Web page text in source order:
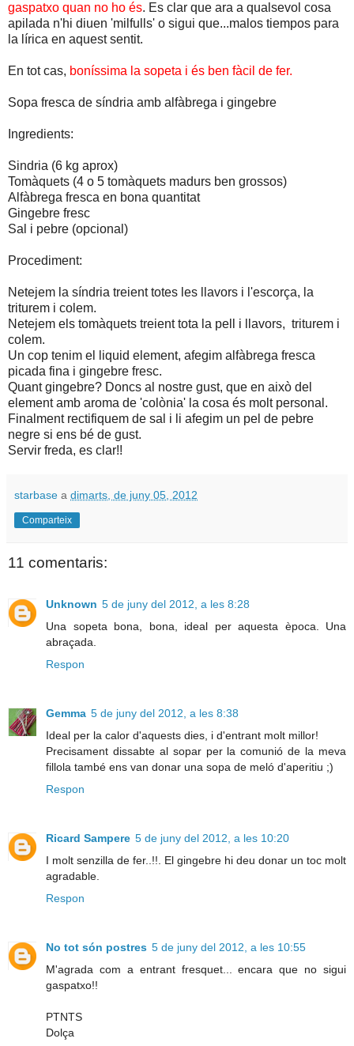
gaspatxo quan no ho és. Es clar que ara a qualsevol cosa
apilada n'hi diuen 'milfulls' o sigui que...malos tiempos para
la lírica en aquest sentit.
En tot cas, boníssima la sopeta i és ben fàcil de fer.
Sopa fresca de síndria amb alfàbrega i gingebre
Ingredients:
Sindria (6 kg aprox)
Tomàquets (4 o 5 tomàquets madurs ben grossos)
Alfàbrega fresca en bona quantitat
Gingebre fresc
Sal i pebre (opcional)
Procediment:
Netejem la síndria treient totes les llavors i l'escorça, la
triturem i colem.
Netejem els tomàquets treient tota la pell i llavors, triturem i
colem.
Un cop tenim el liquid element, afegim alfàbrega fresca
picada fina i gingebre fresc.
Quant gingebre? Doncs al nostre gust, que en això del
element amb aroma de 'colònia' la cosa és molt personal.
Finalment rectifiquem de sal i li afegim un pel de pebre
negre si ens bé de gust.
Servir freda, es clar!!
starbase a dimarts, de juny 05, 2012
Comparteix
11 comentaris:
Unknown 5 de juny del 2012, a les 8:28
Una sopeta bona, bona, ideal per aquesta època. Una
abraçada.
Respon
Gemma 5 de juny del 2012, a les 8:38
Ideal per la calor d'aquests dies, i d'entrant molt millor!
Precisament dissabte al sopar per la comunió de la meva
fillola també ens van donar una sopa de meló d'aperitiu ;)
Respon
Ricard Sampere 5 de juny del 2012, a les 10:20
I molt senzilla de fer..!!. El gingebre hi deu donar un toc molt
agradable.
Respon
No tot són postres 5 de juny del 2012, a les 10:55
M'agrada com a entrant fresquet... encara que no sigui
gaspatxo!!
PTNTS
Dolça